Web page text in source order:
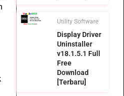
Utility Software
Display Driver
Uninstaller
v18.1.5.1 Full
Free
Download
[Terbaru]